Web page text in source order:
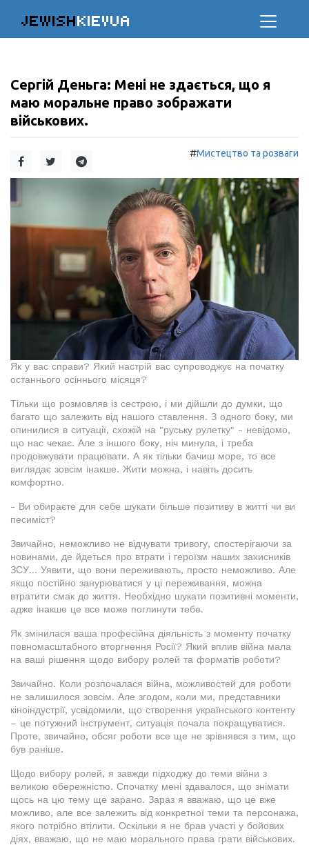
JEWISHKIEVUA
Сергій Деньга: Мені не здається, що я
маю моральне право зображати
військових.
#Мистецтво та розваги
Як у вас справи? Який настрій вас супроводжує на початку
останнього осіннього місяця?
Тільки що розмовляв із сестрою, і ми дійшли до думки, що
багато що залежить від нашого ставлення. З одного боку, ми
опинилися в ситуації, схожій на "руську рулетку" - невідомо,
що нас чекає. Але з іншого боку, ніч минула, і треба
продовжувати працювати. А як тільки бачиш море, то все
виглядає зовсім інакше. Жити можна, і навіть досить
комфортно.
- Ви обираєте для себе шукати більше позитиву в житті чи ви
песиміст?
Звичайно, неможливо не відчувати тривогу, спостерігаючи за
новинами, де йдеться про втрати і героїзм наших захисників
ЗСУ... Уявити, що вони переживають, просто неможливо. Але
якщо постійно занурюватися у ці переживання, можна
втратити смак до життя. Необхідно шукати позитивні моменти,
адже інакше це все може поглинути тебе.
Як змінилася ваша професійна діяльність з моменту початку
повномасштабного вторгнення Росії? Який вплив війна мала
на ваші рішення щодо вибору ролей та форматів роботи?
Звичайно. Коли розпочалася війна, можливостей для роботи
не залишилося зовсім. Але згодом, коли ми, представники
кіноіндустрії, усвідомили, що створення українського контенту
– це потужний інструмент, ситуація почала покращуватися.
Проте, звичайно, обсяг роботи все ще не зрівнявся з тим, що
був раніше.
Щодо вибору ролей, я завжди підходжу до теми війни з
великою обережністю. Спочатку мені здавалося, що знімати
щось на цю тему ще зарано. Зараз я вважаю, що це вже
можливо, але все залежить від конкретної теми та персонажа,
якого потрібно втілити. Оскільки я не брав участі у бойових
діях, вважаю, що не маю морального права грати військових.